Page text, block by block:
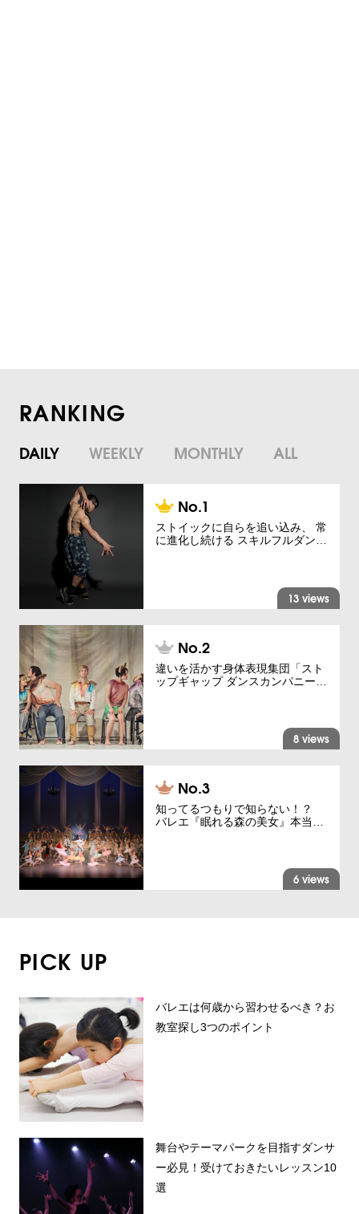
RANKING
DAILY WEEKLY MONTHLY ALL
ストイックに自らを追い込み、 常
に進化し続ける スキルフルダン…
13 views
違いを活かす身体表現集団「スト
ップギャップ ダンスカンパニー…
8 views
知ってるつもりで知らない！？
バレエ『眠れる森の美女』本当…
6 views
PICK UP
バレエは何歳から習わせるべき？お
教室探し3つのポイント
舞台やテーマパークを目指すダンサ
ー必見！受けておきたいレッスン10
選